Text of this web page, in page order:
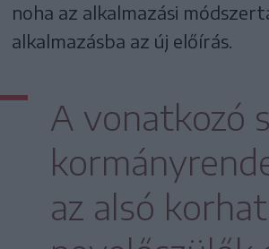
noha az alkalmazási
alkalmazásba az új előírás.
A vonatkozó
az alsó